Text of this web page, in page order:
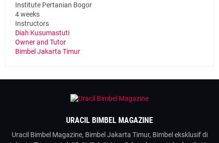
Institute Pertanian Bogor
4 weeks
Instructors
Diah Kusumastuti
Owner and Tutor
Bimbel Jakarta Timur
URACIL BIMBEL MAGAZINE
Uracil Bimbel Magazine, Bimbel Jakarta Timur, Bimbel eksklusif di